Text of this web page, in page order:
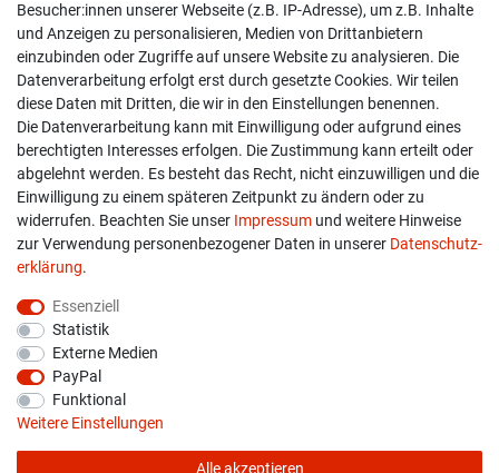
Kontakt
Versand & Zahlung
Widerrufs­recht
Widerruf erklären
info@overdrive-racing.de
05662 / 8878939
Overdrive-Racing
Frankenstr. 9
34587 Felsberg-Gensungen
Besucher:innen unserer Webseite (z.B. IP-Adresse), um z.B. Inhalte
und Anzeigen zu personalisieren, Medien von Drittanbietern
einzubinden oder Zugriffe auf unsere Website zu analysieren. Die
Datenverarbeitung erfolgt erst durch gesetzte Cookies. Wir teilen
diese Daten mit Dritten, die wir in den Einstellungen benennen.
Die Datenverarbeitung kann mit Einwilligung oder aufgrund eines
berechtigten Interesses erfolgen. Die Zustimmung kann erteilt oder
abgelehnt werden. Es besteht das Recht, nicht einzuwilligen und die
Einwilligung zu einem späteren Zeitpunkt zu ändern oder zu
widerrufen. Beachten Sie unser Impressum und weitere Hinweise
zur Verwendung personenbezogener Daten in unserer Daten­schutz­
erklärung.
Essenziell
Statistik
Externe Medien
PayPal
Funktional
Weitere Einstellungen
Alle akzeptieren